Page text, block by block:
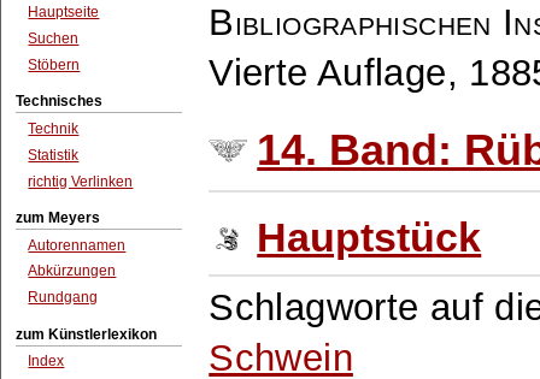
Hauptseite
Suchen
Stöbern
Technisches
Technik
Statistik
richtig Verlinken
zum Meyers
Autorennamen
Abkürzungen
Rundgang
zum Künstlerlexikon
Index
Bibliographischen
Vierte Auflage,
14. Band:
Hauptstück
Schlagworte auf
Schwein